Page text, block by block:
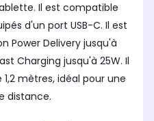
Il est compatible
d'un port USB-C. Il est
Power Delivery jusqu'à
Charging jusqu'à 25W. Il
mètres, idéal pour une
distance.